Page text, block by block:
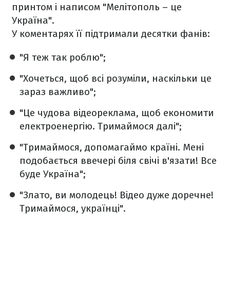
принтом і написом "Мелітополь – це
Україна".
У коментарях її підтримали десятки фанів:
"Я теж так роблю";
"Хочеться, щоб всі розуміли, наскільки це
зараз важливо";
"Це чудова відеореклама, щоб економити
електроенергію. Тримаймося далі";
"Тримаймося, допомагаймо країні. Мені
подобається ввечері біля свічі в'язати! Все
буде Україна";
"Злато, ви молодець! Відео дуже доречне!
Тримаймося, українці".